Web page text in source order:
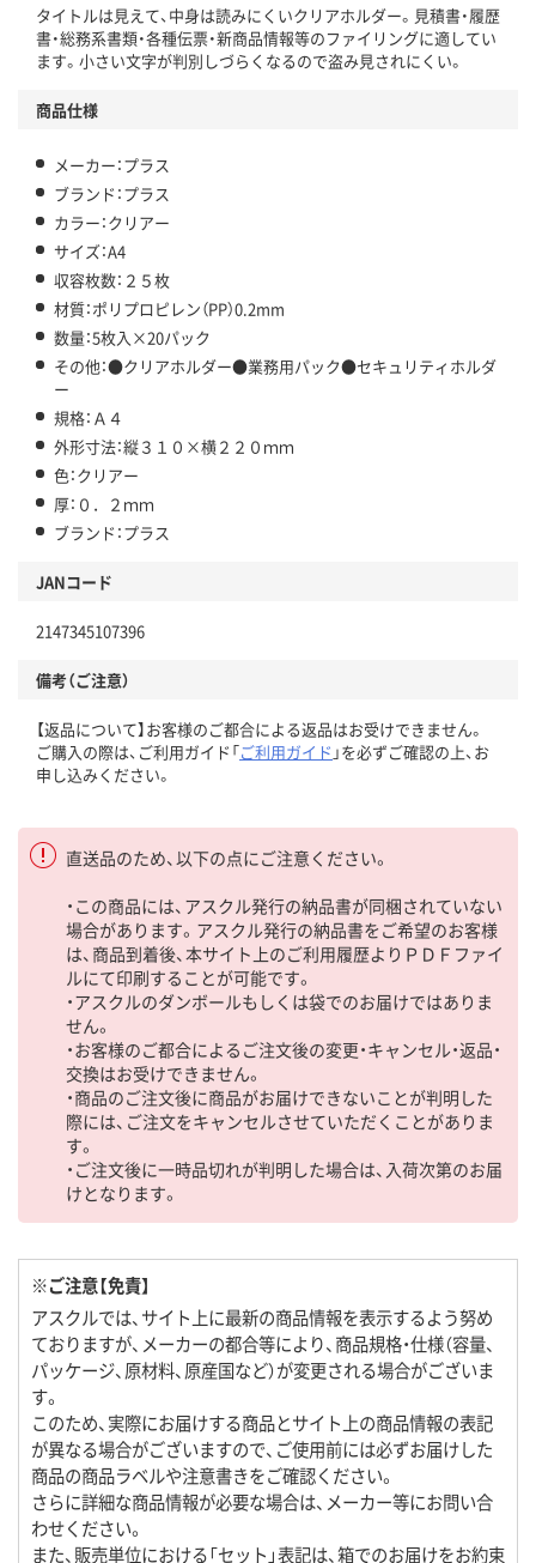
タイトルは見えて、中身は読みにくいクリアホルダー。見積書・履歴
書・総務系書類・各種伝票・新商品情報等のファイリングに適してい
ます。小さい文字が判別しづらくなるので盗み見されにくい。
商品仕様
メーカー：プラス
ブランド：プラス
カラー：クリアー
サイズ：A4
収容枚数：２５枚
材質：ポリプロピレン（PP）0.2mm
数量：5枚入×20パック
その他：●クリアホルダー●業務用パック●セキュリティホルダ
ー
規格：Ａ４
外形寸法：縦３１０×横２２０ｍｍ
色：クリアー
厚：０．２ｍｍ
ブランド：プラス
JANコード
2147345107396
備考（ご注意）
【返品について】お客様のご都合による返品はお受けできません。
ご購入の際は、ご利用ガイド「ご利用ガイド 」を必ずご確認の上、お
申し込みください。
直送品のため、以下の点にご注意ください。
・この商品には、アスクル発行の納品書が同梱されていない
場合があります。アスクル発行の納品書をご希望のお客様
は、商品到着後、本サイト上のご利用履歴よりＰＤＦファイ
ルにて印刷することが可能です。
・アスクルのダンボールもしくは袋でのお届けではありま
せん。
・お客様のご都合によるご注文後の変更・キャンセル・返品・
交換はお受けできません。
・商品のご注文後に商品がお届けできないことが判明した
際には、ご注文をキャンセルさせていただくことがありま
す。
・ご注文後に一時品切れが判明した場合は、入荷次第のお届
けとなります。
※ご注意【免責】
アスクルでは、サイト上に最新の商品情報を表示するよう努め
ておりますが、メーカーの都合等により、商品規格・仕様（容量、
パッケージ、原材料、原産国など）が変更される場合がございま
す。
このため、実際にお届けする商品とサイト上の商品情報の表記
が異なる場合がございますので、ご使用前には必ずお届けした
商品の商品ラベルや注意書きをご確認ください。
さらに詳細な商品情報が必要な場合は、メーカー等にお問い合
わせください。
また、販売単位における「セット」表記は、箱でのお届けをお約束